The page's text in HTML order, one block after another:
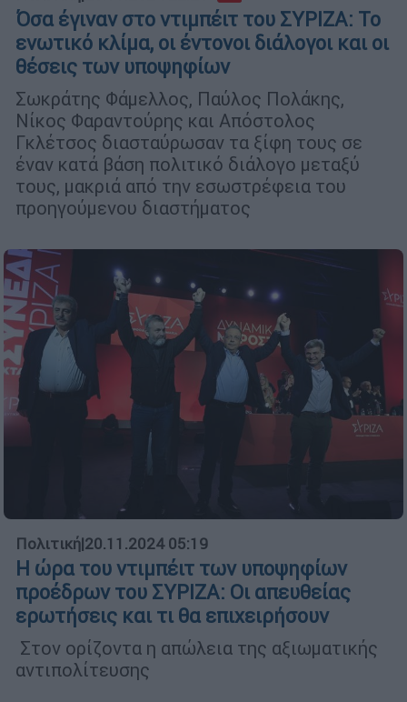
Όσα έγιναν στο ντιμπέιτ του ΣΥΡΙΖΑ: Το
ενωτικό κλίμα, οι έντονοι διάλογοι και οι
θέσεις των υποψηφίων
Σωκράτης Φάμελλος, Παύλος Πολάκης,
Νίκος Φαραντούρης και Απόστολος
Γκλέτσος διασταύρωσαν τα ξίφη τους σε
έναν κατά βάση πολιτικό διάλογο μεταξύ
τους, μακριά από την εσωστρέφεια του
προηγούμενου διαστήματος
Πολιτική|20.11.2024 05:19
Η ώρα του ντιμπέιτ των υποψηφίων
προέδρων του ΣΥΡΙΖΑ: Οι απευθείας
ερωτήσεις και τι θα επιχειρήσουν
Στον ορίζοντα η απώλεια της αξιωματικής
αντιπολίτευσης